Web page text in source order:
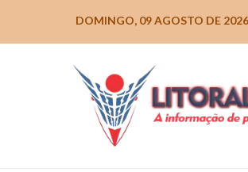
DOMINGO, 09 AGOSTO DE 2026